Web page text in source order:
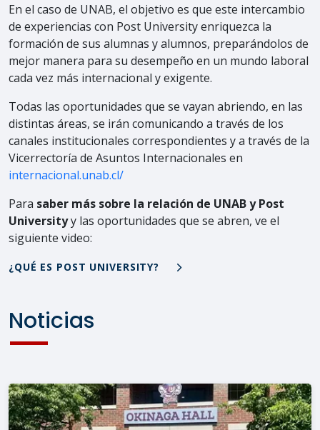
En el caso de UNAB, el objetivo es que este intercambio
de experiencias con Post University enriquezca la
formación de sus alumnas y alumnos, preparándolos de
mejor manera para su desempeño en un mundo laboral
cada vez más internacional y exigente.
Todas las oportunidades que se vayan abriendo, en las
distintas áreas, se irán comunicando a través de los
canales institucionales correspondientes y a través de la
Vicerrectoría de Asuntos Internacionales en
internacional.unab.cl/
Para saber más sobre la relación de UNAB y Post
Universityy las oportunidades que se abren, ve el
siguiente video:
¿QUÉ ES POST UNIVERSITY?
Noticias